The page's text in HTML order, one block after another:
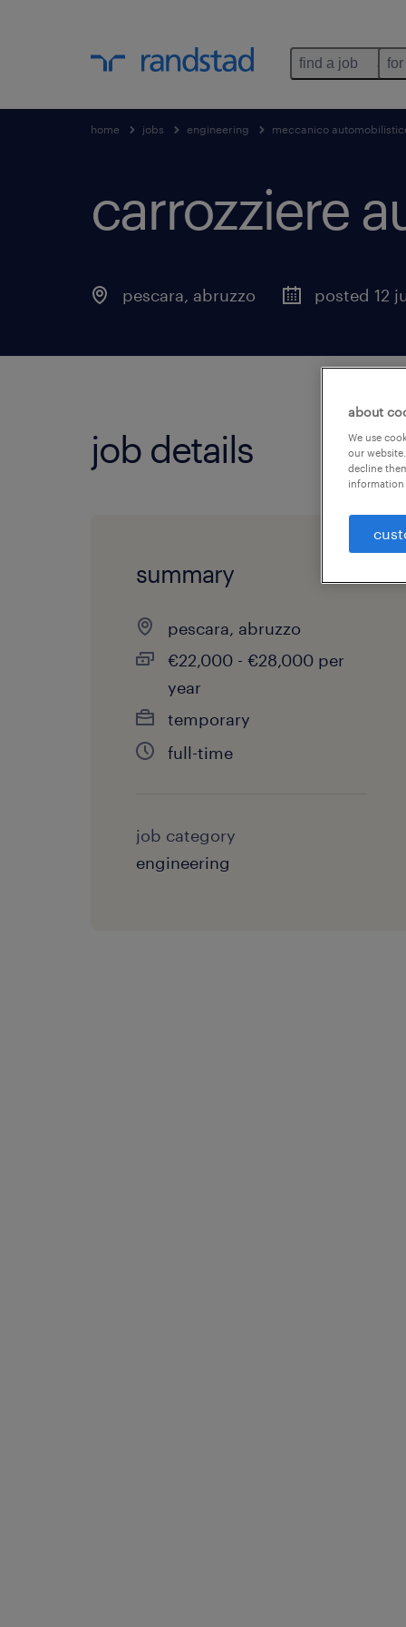
find a job
home jobs engineering meccanico
carrozziere
pescara, abruzzo posted 12
job details
summary
pescara, abruzzo
€22,000 - €28,000 per
year
temporary
full-time
job category
engineering
about
We use
our
decline
information